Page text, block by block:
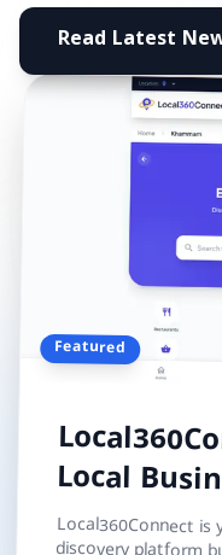
Read Latest
Featured
Local
Local360Connect is
discovery platform